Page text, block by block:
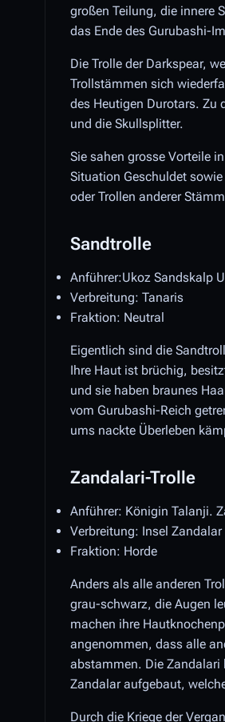
großen Teilung, die innere
das Ende des Gurubashi-
Die Trolle der Darkspear,
Trollstämmen sich
des Heutigen Durotars. Zu
und die Skullsplitter.
Sie sahen grosse Vorteile
Situation Geschuldet
oder Trollen anderer
Sandtrolle
Anführer:Ukoz Sandskalp
Verbreitung: Tanaris
Fraktion: Neutral
Eigentlich sind die
Ihre Haut ist brüchig,
und sie haben braunes
vom Gurubashi-Reich
ums nackte Überleben
Zandalari-Trolle
Anführer: Königin Talanji.
Verbreitung: Insel Zandalar
Fraktion: Horde
Anders als alle anderen
grau-schwarz, die Augen
machen ihre
angenommen, dass alle
abstammen. Die Zandalari
Zandalar aufgebaut,
Durch die Kriege der